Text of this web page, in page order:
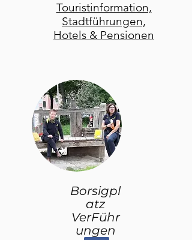
Touristinformation,
Stadtführungen,
Hotels & Pensionen
Borsigpl
atz
VerFühr
ungen